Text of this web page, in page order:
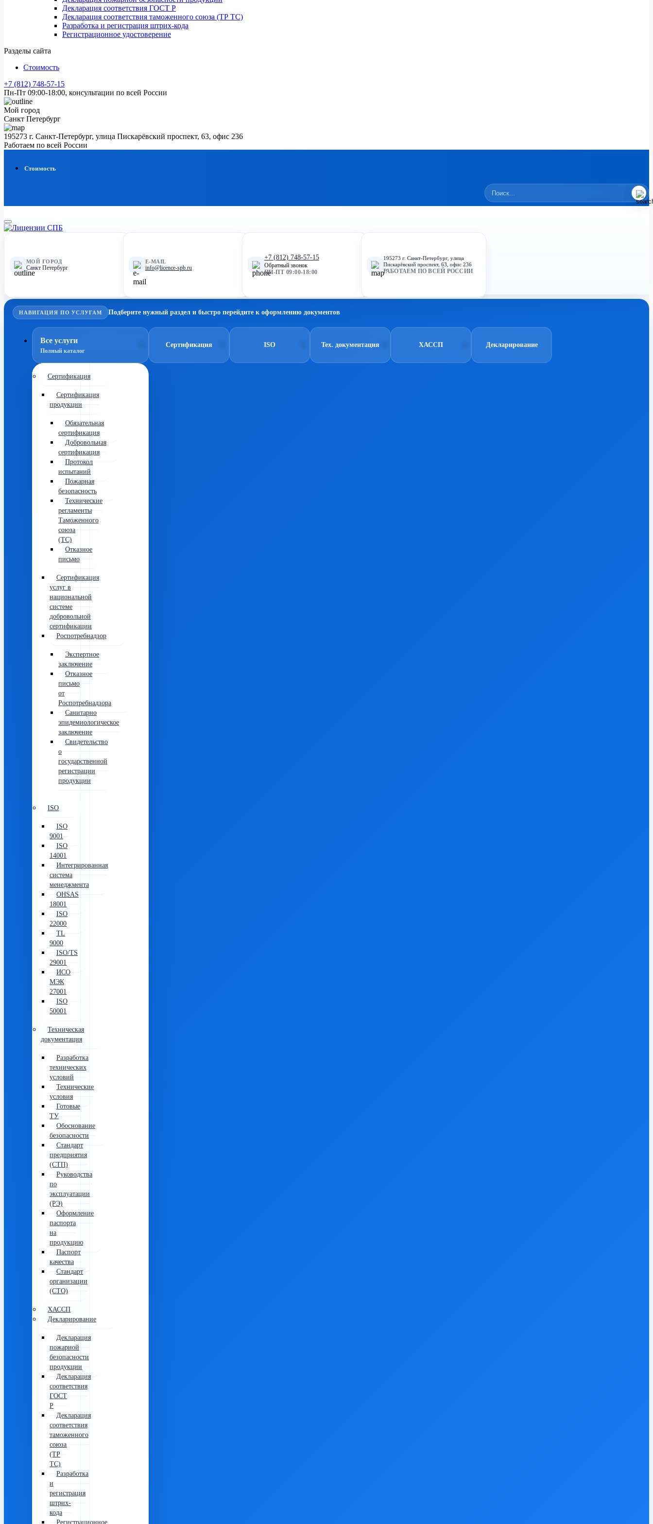
Декларация соответствия ГОСТ Р
Декларация соответствия таможенного союза (ТР ТС)
Разработка и регистрация штрих-кода
Регистрационное удостоверение
Разделы сайта
Стоимость
+7 (812) 748-57-15
Пн-Пт 09:00-18:00, консультации по всей России
Мой город
Санкт Петербург
195273 г. Санкт-Петербург, улица Пискарёвский проспект, 63, офис 236
Работаем по всей России
Стоимость
МОЙ ГОРОД
Санкт Петербург
E-MAIL
info@licence-spb.ru
+7 (812) 748-57-15
Обратный звонок
ПН-ПТ 09:00-18:00
195273 г. Санкт-Петербург, улица
Пискарёвский проспект, 63, офис 236
РАБОТАЕМ ПО ВСЕЙ РОССИИ
НАВИГАЦИЯ ПО УСЛУГАМ Подберите нужный раздел и быстро перейдите к оформлению документов
Все услуги
Полный каталог
Сертификация
Сертификация
продукции
Обязательная
сертификация
Добровольная
сертификация
Протокол
испытаний
Пожарная
безопасность
Технические
регламенты
Таможенного
союза
(ТС)
Отказное
письмо
Сертификация
услуг в
национальной
системе
добровольной
сертификации
Роспотребнадзор
Экспертное
заключение
Отказное
письмо
от
Роспотребнадзора
Санитарно
эпидемиологическое
заключение
Свидетельство
о
государственной
регистрации
продукции
ISO
ISO
9001
ISO
14001
Интегрированная
система
менеджмента
OHSAS
18001
ISO
22000
TL
9000
ISO/TS
29001
ИСО
МЭК
27001
ISO
50001
Техническая
документация
Разработка
технических
условий
Технические
условия
Готовые
ТУ
Обоснование
безопасности
Стандарт
предприятия
(СТП)
Руководства
по
эксплуатации
(РЭ)
Оформление
паспорта
на
продукцию
Паспорт
качества
Стандарт
организации
(СТО)
ХАССП
Декларирование
Декларация
пожарной
безопасности
продукции
Декларация
соответствия
ГОСТ
Р
Декларация
соответствия
таможенного
союза
(ТР
ТС)
Разработка
и
регистрация
штрих-
кода
Регистрационное
Сертификация ISO Тех. документация ХАССП Декларирование